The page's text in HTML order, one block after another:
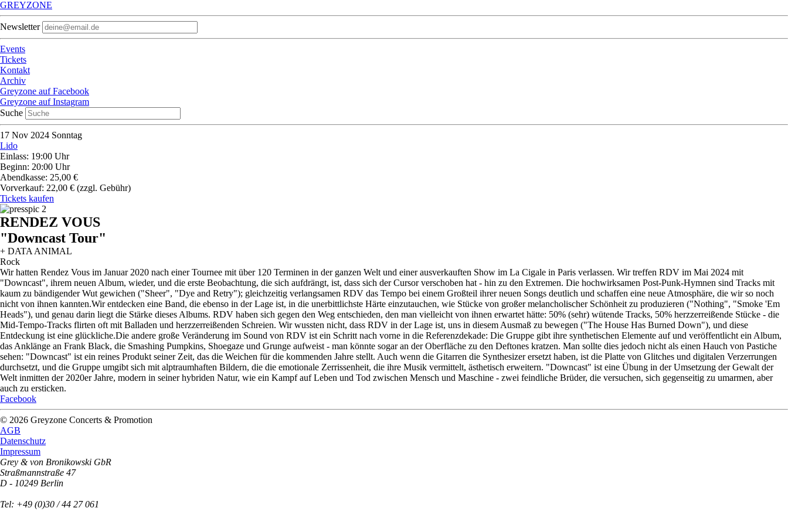
GREYZONE
Newsletter
Events
Tickets
Kontakt
Archiv
Greyzone auf Facebook
Greyzone auf Instagram
Suche
17 Nov 2024 Sonntag
Lido
Einlass: 19:00 Uhr
Beginn: 20:00 Uhr
Abendkasse: 25,00 €
Vorverkauf: 22,00 € (zzgl. Gebühr)
Tickets kaufen
RENDEZ VOUS
"Downcast Tour"
+ DATA ANIMAL
Rock
Wir hatten Rendez Vous im Januar 2020 nach einer Tournee mit über 120 Terminen in der ganzen Welt und einer ausverkauften Show im La Cigale in Paris verlassen. Wir treffen RDV im Mai 2024 mit
"Downcast", ihrem neuen Album, wieder, und die erste Beobachtung, die sich aufdrängt, ist, dass sich der Cursor verschoben hat - hin zu den Extremen. Die hochwirksamen Post-Punk-Hymnen sind Tracks mit
kaum zu bändigender Wut gewichen ("Sheer", "Dye and Retry"); gleichzeitig verlangsamen RDV das Tempo bei einem Großteil ihrer neuen Songs deutlich und schaffen eine neue Atmosphäre, die wir so noch
nicht von ihnen kannten.Wir entdecken eine Band, die ebenso in der Lage ist, in die unerbittlichste Härte einzutauchen, wie Stücke von großer melancholischer Schönheit zu produzieren ("Nothing", "Smoke 'Em
Heads"), und genau darin liegt die Stärke dieses Albums. RDV haben sich gegen den Weg entschieden, den man vielleicht von ihnen erwartet hätte: 50% (sehr) wütende Tracks, 50% herzzerreißende Stücke - die
Mid-Tempo-Tracks flirten oft mit Balladen und herzzerreißenden Schreien. Wir wussten nicht, dass RDV in der Lage ist, uns in diesem Ausmaß zu bewegen ("The House Has Burned Down"), und diese
Entdeckung ist eine glückliche.Die andere große Veränderung im Sound von RDV ist ein Schritt nach vorne in die Referenzdekade: Die Gruppe gibt ihre synthetischen Elemente auf und veröffentlicht ein Album,
das Anklänge an Frank Black, die Smashing Pumpkins, Shoegaze und Grunge aufweist - man könnte sogar an der Oberfläche zu den Deftones kratzen. Man sollte dies jedoch nicht als einen Hauch von Pastiche
sehen: "Downcast" ist ein reines Produkt seiner Zeit, das die Weichen für die kommenden Jahre stellt. Auch wenn die Gitarren die Synthesizer ersetzt haben, ist die Platte von Glitches und digitalen Verzerrungen
durchsetzt, und die Gruppe umgibt sich mit alptraumhaften Bildern, die die emotionale Zerrissenheit, die ihre Musik vermittelt, ästhetisch erweitern. "Downcast" ist eine Übung in der Umsetzung der Gewalt der
Welt inmitten der 2020er Jahre, modern in seiner hybriden Natur, wie ein Kampf auf Leben und Tod zwischen Mensch und Maschine - zwei feindliche Brüder, die versuchen, sich gegenseitig zu umarmen, aber
auch zu ersticken.
Facebook
© 2026 Greyzone Concerts & Promotion
AGB
Datenschutz
Impressum
Grey & von Bronikowski GbR
Straßmannstraße 47
D - 10249 Berlin
Tel: +49 (0)30 / 44 27 061